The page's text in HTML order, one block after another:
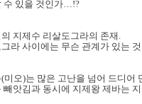
수 있을 것인가…!?
지제수 리살도그라의 존재.
라 사이에는 무슨 관계가 있는
미오)는 많은 고난을 넘어 드디어
앗김과 동시에 지제왕 제바는